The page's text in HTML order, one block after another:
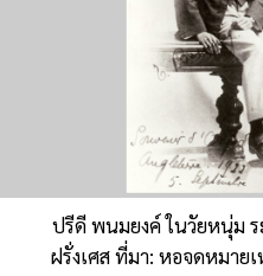
ปรีดี พนมยงค์ ในวัยหนุ่ม
ฝรั่งเศส ที่มา: หอจดหมาย